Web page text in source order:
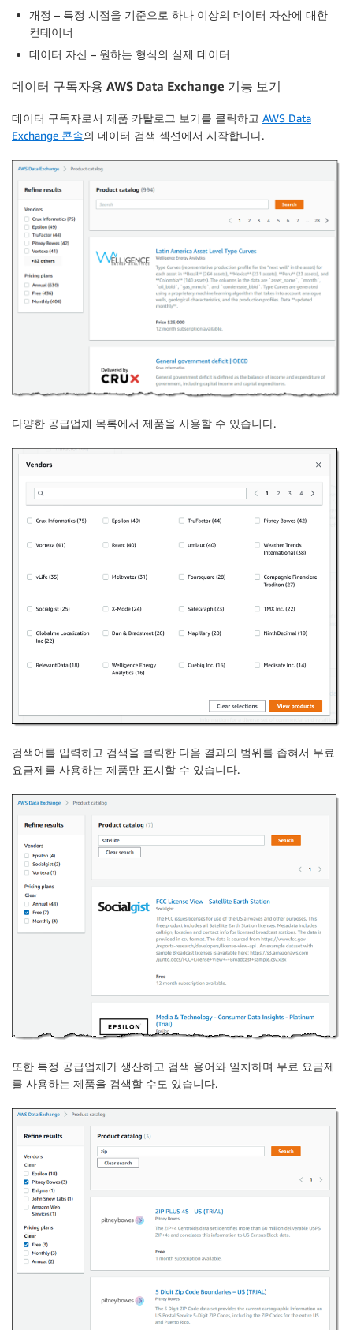
개정 – 특정 시점을 기준으로 하나 이상의 데이터 자산에 대한
컨테이너
데이터 자산 – 원하는 형식의 실제 데이터
데이터 구독자용 AWS Data Exchange 기능 보기
데이터 구독자로서 제품 카탈로그 보기를 클릭하고 AWS Data
Exchange 콘솔의 데이터 검색 섹션에서 시작합니다.
다양한 공급업체 목록에서 제품을 사용할 수 있습니다.
검색어를 입력하고 검색을 클릭한 다음 결과의 범위를 좁혀서 무료
요금제를 사용하는 제품만 표시할 수 있습니다.
또한 특정 공급업체가 생산하고 검색 용어와 일치하며 무료 요금제
를 사용하는 제품을 검색할 수도 있습니다.